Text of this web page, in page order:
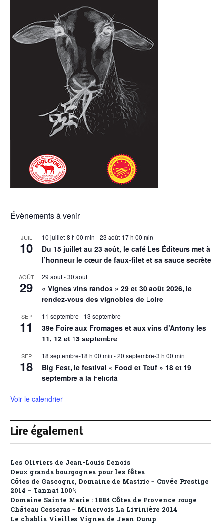
Évènements à venir
JUIL
10
10 juillet-8 h 00 min -23 août-17 h 00 min
Du 15 juillet au 23 août, le café Les Éditeurs met à
l’honneur le cœur de faux-filet et sa sauce secrète
AOÛT
29
29 août-30 août
« Vignes vins randos » 29 et 30 août 2026, le
rendez-vous des vignobles de Loire
SEP
11
11 septembre - 13 septembre
39e Foire aux Fromages et aux vins d’Antony les
11, 12 et 13 septembre
SEP
18
18 septembre-18 h 00 min -20 septembre-3 h 00 min
Big Fest, le festival « Food et Teuf » 18 et 19
septembre à la Felicità
Voir le calendrier
Lire également
Les Oliviers de Jean-Louis Denois
Deux grands bourgognes pour les fêtes
Côtes de Gascogne, Domaine de Mastric – Cuvée Prestige
2014 – Tannat 100%
Domaine Sainte Marie : 1884 Côtes de Provence rouge
Château Cesseras – Minervois La Livinière 2014
Le chablis Vieilles Vignes de Jean Durup